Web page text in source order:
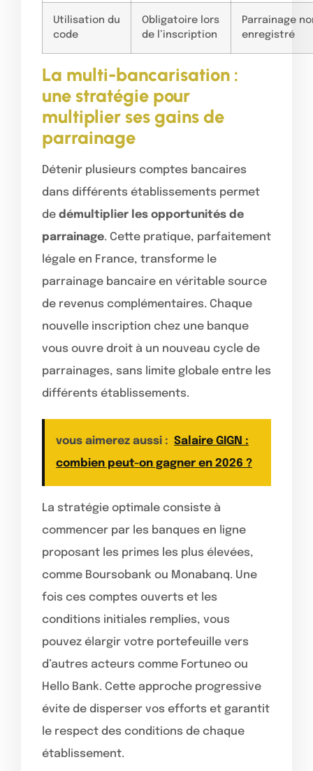
Utilisation du
code
Obligatoire lors
de l’inscription
Parrainage
enregistré
La multi-bancarisation :
une stratégie pour
multiplier ses gains de
parrainage
Détenir plusieurs comptes bancaires
dans différents établissements permet
de démultiplier les opportunités de
parrainage. Cette pratique, parfaitement
légale en France, transforme le
parrainage bancaire en véritable source
de revenus complémentaires. Chaque
nouvelle inscription chez une banque
vous ouvre droit à un nouveau cycle de
parrainages, sans limite globale entre les
différents établissements.
vous aimerez aussi : Salaire GIGN :
combien peut-on gagner en 2026 ?
La stratégie optimale consiste à
commencer par les banques en ligne
proposant les primes les plus élevées,
comme Boursobank ou Monabanq. Une
fois ces comptes ouverts et les
conditions initiales remplies, vous
pouvez élargir votre portefeuille vers
d’autres acteurs comme Fortuneo ou
Hello Bank. Cette approche progressive
évite de disperser vos efforts et garantit
le respect des conditions de chaque
établissement.